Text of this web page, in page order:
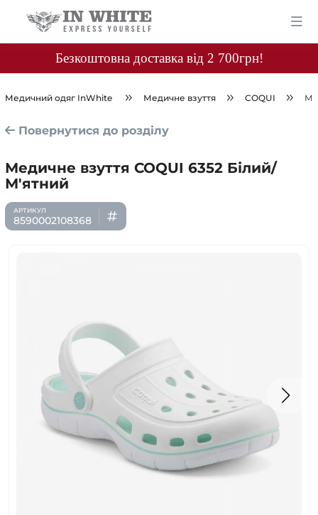
Безкоштовна доставка від 2 700грн!
Медичний одяг InWhite Медичне взуття COQUI
Повернутися до розділу
Медичне взуття COQUI 6352 Білий/
М'ятний
8590002108368